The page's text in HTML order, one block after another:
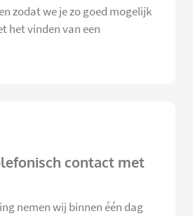
zodat we je zo goed mogelijk
het vinden van een
contact met
nemen wij binnen één dag